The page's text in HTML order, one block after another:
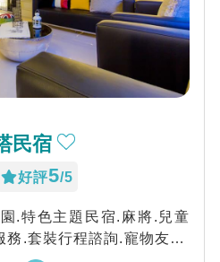
民宿
好評5/5
.特色主題民宿.麻將.兒童
.套裝行程諮詢.寵物友善.